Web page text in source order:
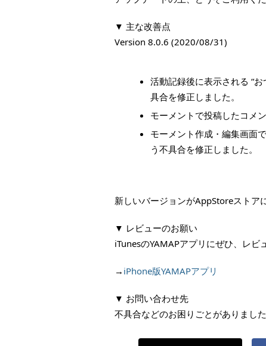
▼ 主な改善点
Version 8.0.6 (2020/08/31)
活動記録後に表示される “
具合を修正しました。
モーメントで投稿したコメ
モーメント作成・編集画面
う不具合を修正しました。
新しいバージョンがAppStoreストア
▼ レビューのお願い
iTunesのYAMAPアプリにぜひ、レビ
→ iPhone版YAMAPアプリ
▼ お問い合わせ先
不具合などのお困りごとがありました